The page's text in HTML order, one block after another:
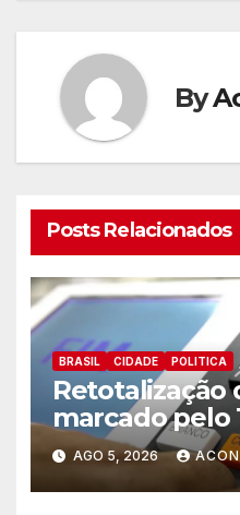
By
Posts Relacionados
BRASIL CIDADE POLITICA
Retotalização
marcado pelo
agosto
AGO 5, 2026